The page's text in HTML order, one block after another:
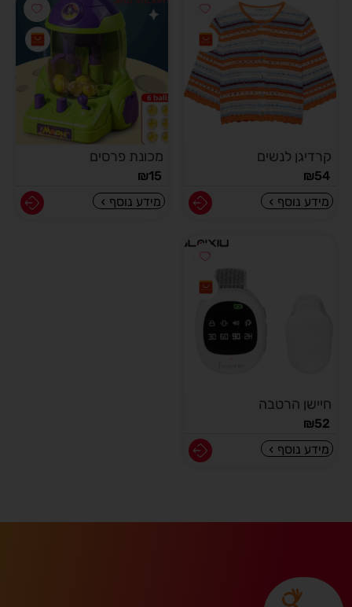
קרדיגן לנשים
₪54
מידע נוסף
מכונת פרסים
₪15
מידע נוסף
חיישן הרטבה
₪52
מידע נוסף